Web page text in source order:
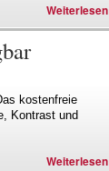
Weiterlesen
kostenfreie
Kontrast und
Weiterlesen